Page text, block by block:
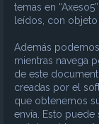
temas en
leídos, con objeto
Además
mientras navega
de este
creadas por el
que obtenemos
envía. Esto